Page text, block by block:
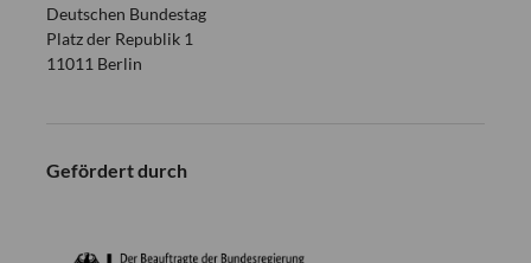
Deutschen Bundestag
Platz der Republik 1
11011 Berlin
Gefördert durch